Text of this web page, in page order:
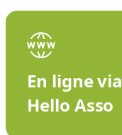
En ligne via
Hello Asso